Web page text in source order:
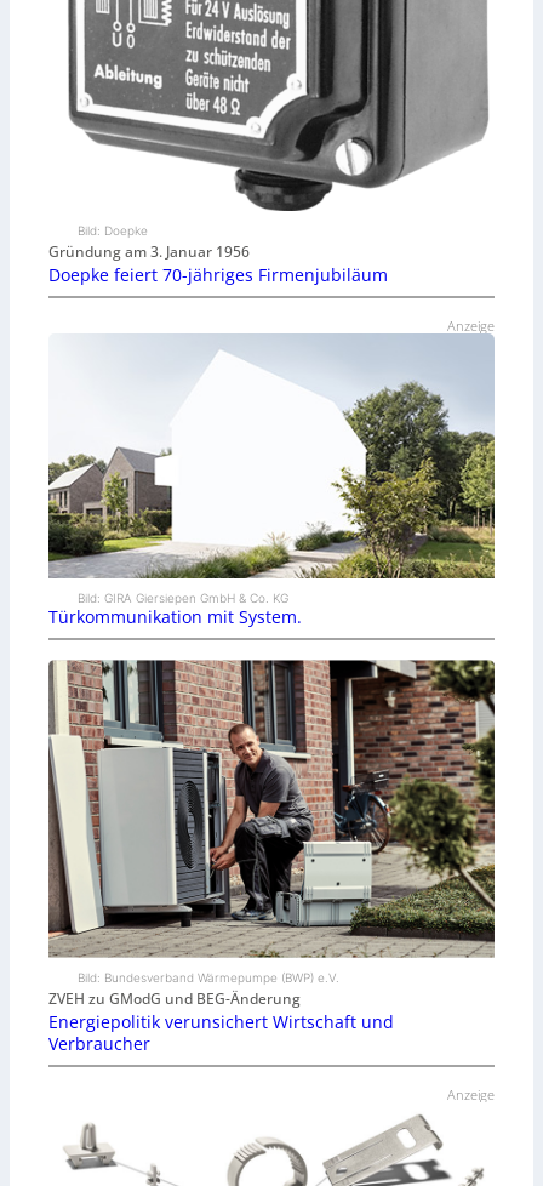
Bild: Doepke
Gründung am 3. Januar 1956
Doepke feiert 70-jähriges Firmenjubiläum
Anzeige
Bild: GIRA Giersiepen GmbH & Co. KG
Türkommunikation mit System.
Bild: Bundesverband Wärmepumpe (BWP) e.V.
ZVEH zu GModG und BEG-Änderung
Energiepolitik verunsichert Wirtschaft und
Verbraucher
Anzeige